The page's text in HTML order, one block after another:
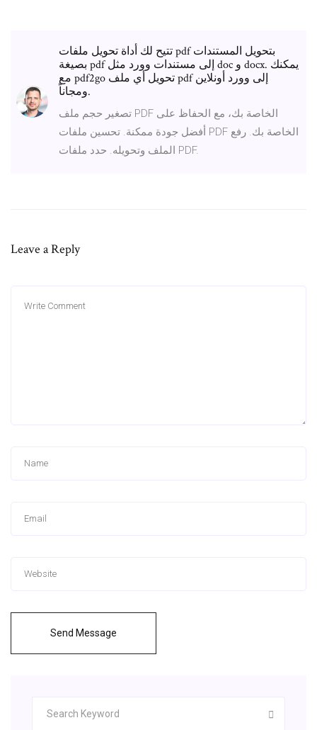
تتيح لك أداة تحويل ملفات pdf بتحويل المستندات
بصيغة pdf إلى مستندات وورد مثل doc و docx. يمكنك
مع pdf2go تحويل أي ملف pdf إلى وورد أونلاين
ومجاناً.
تصغير حجم ملف PDF الخاصة بك، مع الحفاظ على
أفضل جودة ممكنة. تحسين ملفات PDF الخاصة بك. رفع
الملف وتحويله. حدد ملفات PDF.
Leave a Reply
Send Message